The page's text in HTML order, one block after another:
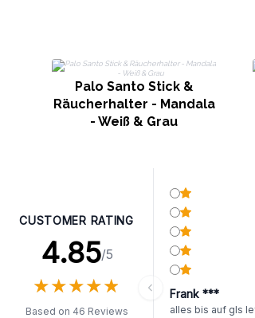
Palo Santo Stick &
Räucherhalter - Mandala
- Weiß & Grau
CUSTOMER RATING
4.85/5
★★★★★
★★★★★
Based on 46 Reviews
Frank ***
alles bis auf gls